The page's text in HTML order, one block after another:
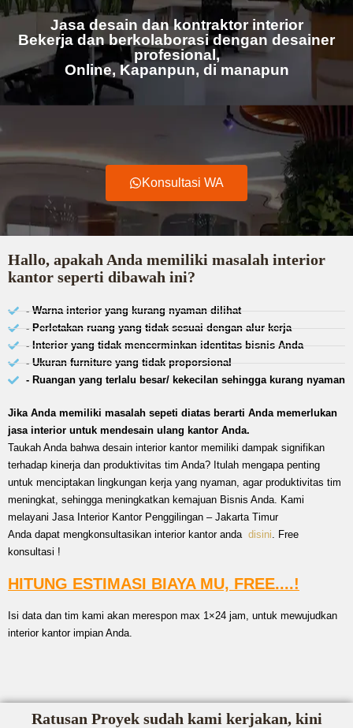
Jasa desain dan kontraktor interior
Bekerja dan berkolaborasi dengan desainer
profesional,
Online, Kapanpun, di manapun
Konsultasi WA
Hallo, apakah Anda memiliki masalah interior
kantor seperti dibawah ini?
- Warna interior yang kurang nyaman dilihat
- Perletakan ruang yang tidak sesuai dengan alur kerja
- Interior yang tidak mencerminkan identitas bisnis Anda
- Ukuran furniture yang tidak proporsional
- Ruangan yang terlalu besar/ kekecilan sehingga kurang nyaman
Jika Anda memiliki masalah sepeti diatas berarti Anda memerlukan
jasa interior untuk mendesain ulang kantor Anda.
Taukah Anda bahwa desain interior kantor memiliki dampak signifikan
terhadap kinerja dan produktivitas tim Anda? Itulah mengapa penting
untuk menciptakan lingkungan kerja yang nyaman, agar produktivitas tim
meningkat, sehingga meningkatkan kemajuan Bisnis Anda. Kami
melayani Jasa Interior Kantor Penggilingan – Jakarta Timur
Anda dapat mengkonsultasikan interior kantor anda disini. Free
konsultasi !
HITUNG ESTIMASI BIAYA MU, FREE....!
Isi data dan tim kami akan merespon max 1×24 jam, untuk mewujudkan
interior kantor impian Anda.
Ratusan Proyek sudah kami kerjakan, kini